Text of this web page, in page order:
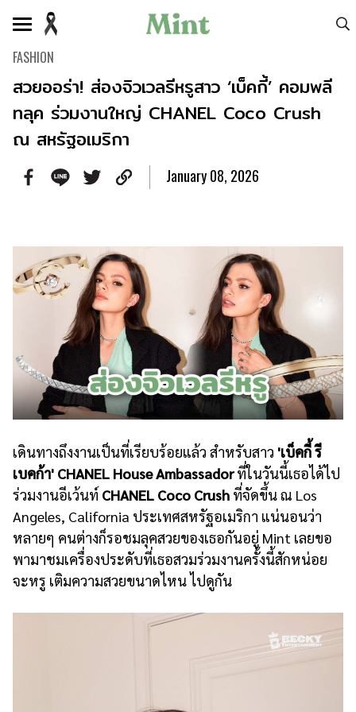
FASHION
สวยออร่า! ส่องจิวเวลรีหรูสาว ‘เบ็คกี้’ คอมพลี
ทลุค ร่วมงานใหญ่ CHANEL Coco Crush
ณ สหรัฐอเมริกา
January 08, 2026
เดินทางถึงงานเป็นที่เรียบร้อยแล้ว สำหรับสาว 'เบ็คกี้ รี
เบคก้า' CHANEL House Ambassadorที่ในวันนี้เธอได้ไป
ร่วมงานอีเว้นท์ CHANEL Coco Crush ที่จัดขึ้น ณ Los
Angeles, California ประเทศสหรัฐอเมริกา แน่นอนว่า
หลายๆ คนต่างก็รอชมลุคสวยของเธอกันอยู่ Mint เลยขอ
พามาชมเครื่องประดับที่เธอสวมร่วมงานครั้งนี้สักหน่อย
จะหรู เติมความสวยขนาดไหน ไปดูกัน